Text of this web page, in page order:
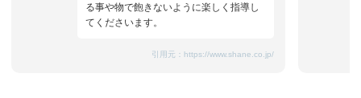
る事や物で飽きないように楽しく指導し
てくださいます。
引用元： https://www.shane.co.jp/